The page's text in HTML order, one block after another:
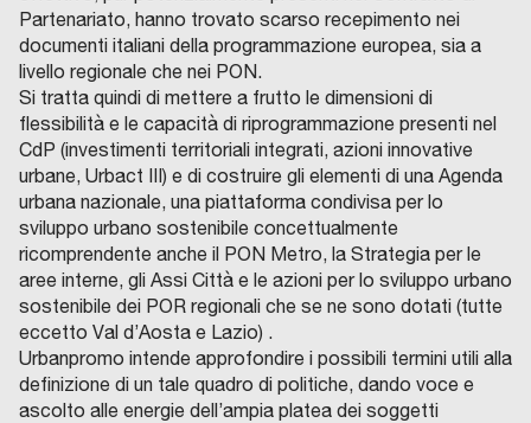
Partenariato, hanno trovato scarso recepimento nei
documenti italiani della programmazione europea, sia a
livello regionale che nei PON.
Si tratta quindi di mettere a frutto le dimensioni di
flessibilità e le capacità di riprogrammazione presenti nel
CdP (investimenti territoriali integrati, azioni innovative
urbane, Urbact III) e di costruire gli elementi di una Agenda
urbana nazionale, una piattaforma condivisa per lo
sviluppo urbano sostenibile concettualmente
ricomprendente anche il PON Metro, la Strategia per le
aree interne, gli Assi Città e le azioni per lo sviluppo urbano
sostenibile dei POR regionali che se ne sono dotati (tutte
eccetto Val d’Aosta e Lazio) .
Urbanpromo intende approfondire i possibili termini utili alla
definizione di un tale quadro di politiche, dando voce e
ascolto alle energie dell’ampia platea dei soggetti